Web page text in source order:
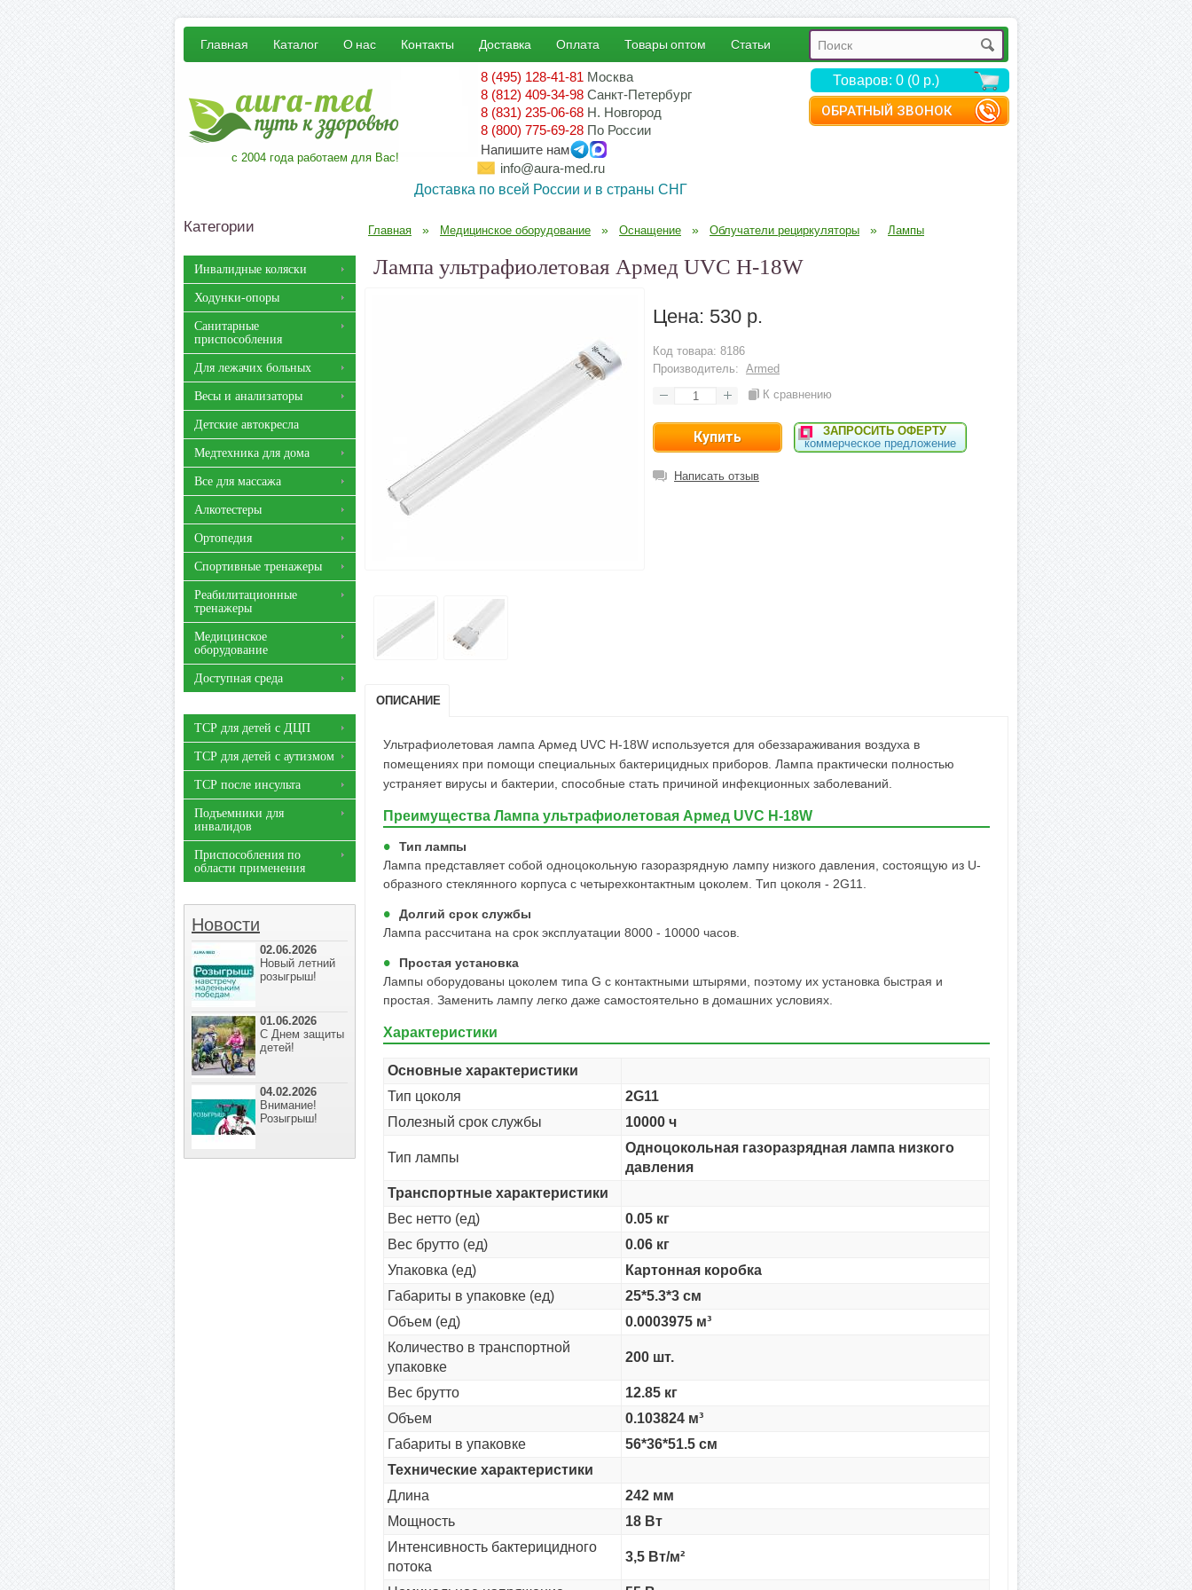
ОБРАТНЫЙ ЗВОНОК
Главная Каталог О нас Контакты Доставка Оплата Товары оптом Статьи
с 2004 года работаем для Вас!
8 (495) 128-41-81 Москва
8 (812) 409-34-98 Санкт-Петербург
8 (831) 235-06-68 Н. Новгород
8 (800) 775-69-28 По России
Напишите нам
info@aura-med.ru
Доставка по всей России и в страны СНГ
Товаров: 0 (0 р.)
Категории
Инвалидные коляски
Ходунки-опоры
Санитарные
приспособления
Для лежачих больных
Весы и анализаторы
Детские автокресла
Медтехника для дома
Все для массажа
Алкотестеры
Ортопедия
Спортивные тренажеры
Реабилитационные
тренажеры
Медицинское
оборудование
Доступная среда
ТСР для детей с ДЦП
ТСР для детей с аутизмом
ТСР после инсульта
Подъемники для
инвалидов
Приспособления по
области применения
Новости
02.06.2026
Новый летний
розыгрыш!
01.06.2026
С Днем защиты
детей!
04.02.2026
Внимание!
Розыгрыш!
Главная » Медицинское оборудование » Оснащение » Облучатели рециркуляторы » Лампы
Лампа ультрафиолетовая Армед UVC H-18W
Цена: 530 р.
Код товара: 8186
Производитель: Armed
К сравнению
ЗАПРОСИТЬ ОФЕРТУ
коммерческое предложение
Написать отзыв
ОПИСАНИЕ
Ультрафиолетовая лампа Армед UVC H-18W используется для обеззараживания воздуха в
помещениях при помощи специальных бактерицидных приборов. Лампа практически полностью
устраняет вирусы и бактерии, способные стать причиной инфекционных заболеваний.
Преимущества Лампа ультрафиолетовая Армед UVC H-18W
Тип лампы
Лампа представляет собой одноцокольную газоразрядную лампу низкого давления, состоящую из U-
образного стеклянного корпуса с четырехконтактным цоколем. Тип цоколя - 2G11.
Долгий срок службы
Лампа рассчитана на срок эксплуатации 8000 - 10000 часов.
Простая установка
Лампы оборудованы цоколем типа G с контактными штырями, поэтому их установка быстрая и
простая. Заменить лампу легко даже самостоятельно в домашних условиях.
Характеристики
Основные характеристики
Тип цоколя
2G11
Полезный срок службы
10000 ч
Тип лампы
Одноцокольная газоразрядная лампа низкого
давления
Транспортные характеристики
Вес нетто (ед)
0.05 кг
Вес брутто (ед)
0.06 кг
Упаковка (ед)
Картонная коробка
Габариты в упаковке (ед)
25*5.3*3 см
Объем (ед)
0.0003975 м³
Количество в транспортной
упаковке
200 шт.
Вес брутто
12.85 кг
Объем
0.103824 м³
Габариты в упаковке
56*36*51.5 см
Технические характеристики
Длина
242 мм
Мощность
18 Вт
Интенсивность бактерицидного
потока
3,5 Вт/м²